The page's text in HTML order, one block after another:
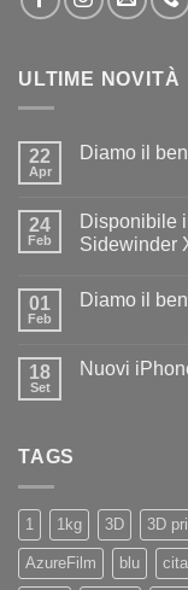
ULTIME NOVITÀ
22
Apr
Diamo il
Diamo
il
benvenuto
24
Feb
Disponibile
Sidewinder
su
la
nuovissima
01
Feb
Diamo il
Diamo
18
Set
Nuovi
TAGS
1 1kg 3D 3D
AzureFilm blu